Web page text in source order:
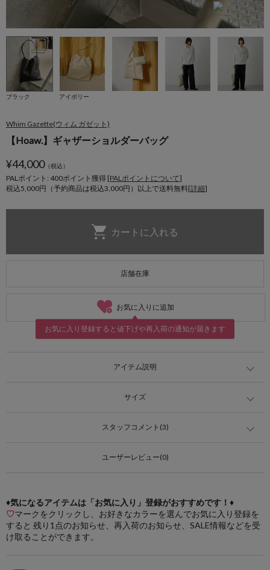
ブラック アイボリー
Whim Gazette(ウィム ガゼット)
【Hoaw.】ギャザーショルダーバッグ
¥44,000（税込）
PALポイント: 400ポイント獲得 [PALポイントについて]
税込5,000円（予約商品は税込3,000円）以上で送料無料[詳細]
店舗在庫
お気に入りに追加
お気に入り登録すると値下げや再入荷の通知が届きます
アイテム説明
サイズ
スタッフコメント(3)
ユーザーレビュー(0)
♦気になるアイテムは「お気に入り」登録がおすすめです！♦
♡マークをクリックし、お好きなカラーを選んでお気に入り登録を
すると 残り1点のお知らせ、再入荷のお知らせ、SALE情報などを受
け取ることができます。